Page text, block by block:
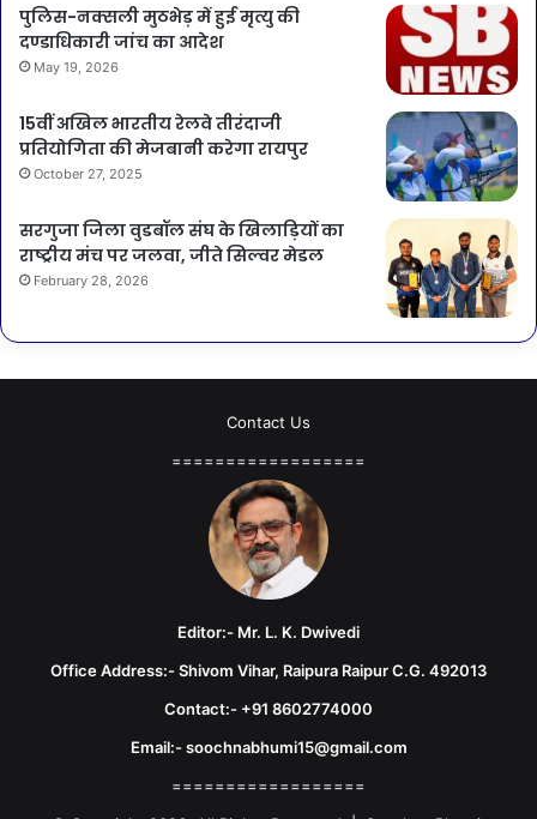
पुलिस-नक्सली मुठभेड़ में हुई मृत्यु की
दण्डाधिकारी जांच का आदेश
May 19, 2026
15वीं अखिल भारतीय रेलवे तीरंदाजी
प्रतियोगिता की मेजबानी करेगा रायपुर
October 27, 2025
सरगुजा जिला वुडबॉल संघ के खिलाड़ियों का
राष्ट्रीय मंच पर जलवा, जीते सिल्वर मेडल
February 28, 2026
Contact Us
==================
Editor:- Mr. L. K. Dwivedi
Office Address:- Shivom Vihar, Raipura Raipur C.G. 492013
Contact:- +91 8602774000
Email:- soochnabhumi15@gmail.com
==================